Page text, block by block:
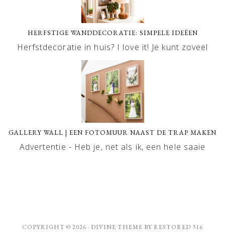
HERFSTIGE WANDDECORATIE: SIMPELE IDEËEN
Herfstdecoratie in huis? I love it! Je kunt zoveel
GALLERY WALL | EEN FOTOMUUR NAAST DE TRAP MAKEN
Advertentie - Heb je, net als ik, een hele saaie
COPYRIGHT © 2026 · DIVINE THEME BY RESTORED 316